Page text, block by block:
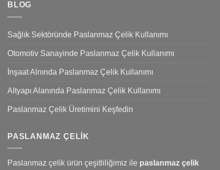
BLOG
Sağlık Sektöründe Paslanmaz Çelik Kullanımı
Otomotiv Sanayinde Paslanmaz Çelik Kullanımı
İnşaat Alnında Paslanmaz Çelik Kullanımı
Altyapı Alanında Paslanmaz Çelik Kullanımı
Paslanmaz Çelik Üretimini Keşfedin
PASLANMAZ ÇELIK
Paslanmaz çelik ürün çeşitliliğimiz ile paslanmaz çelik